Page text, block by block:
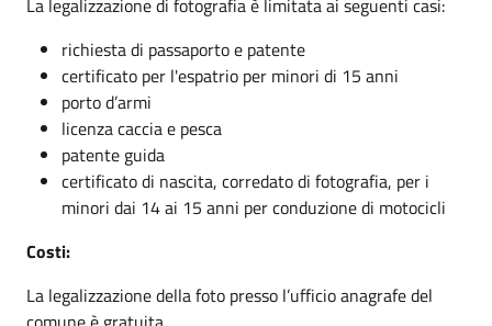
richiesta di passaporto e patente
certificato per l'espatrio per minori di 15 anni
porto d’armi
licenza caccia e pesca
patente guida
certificato di nascita, corredato di fotografia, per i
minori dai 14 ai 15 anni per conduzione di motocicli
Costi:
La legalizzazione della foto presso l’ufficio anagrafe del